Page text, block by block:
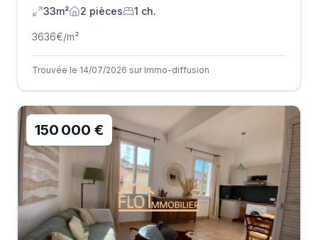
33m²
2 pièces 1 ch.
3636€/m²
Trouvée le 14/07/2026 sur Immo-diffusion
150 000 €